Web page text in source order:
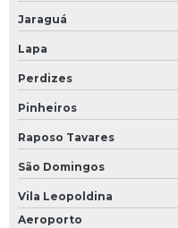
Jaraguá
Lapa
Perdizes
Pinheiros
Raposo Tavares
São Domingos
Vila Leopoldina
Aeroporto